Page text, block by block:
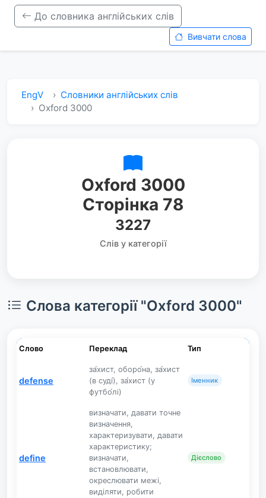
До словника англійських слів
Вивчати слова
EngV
Словники англійських слів
Oxford 3000
Oxford 3000
Сторінка 78
3227
Слів у категорії
Слова категорії "Oxford 3000"
Слово Переклад Тип
defense
за́хист, оборо́на, за́хист
(в суді́), за́хист (у
футбо́лі)
Іменник
define
визначати, давати точне
визначення,
характеризувати, давати
характеристику;
визначати,
встановлювати,
окреслювати межі,
виділяти, робити
Дієслово